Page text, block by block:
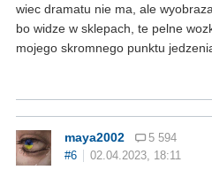
wiec dramatu nie ma, ale
bo widze w sklepach, te pelne
mojego skromnego punktu
maya2002
5 594
#6
02.04.2023, 18:11